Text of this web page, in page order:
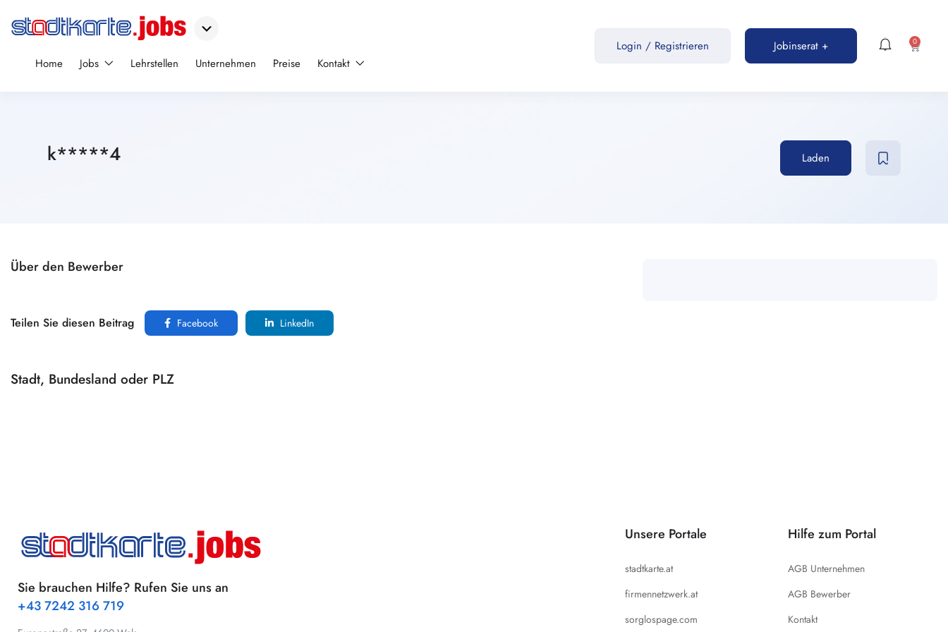
Home Jobs Lehrstellen Unternehmen Preise Kontakt
Login / Registrieren Jobinserat + 0
k*****4 Laden
Über den Bewerber
Teilen Sie diesen Beitrag Facebook LinkedIn
Stadt, Bundesland oder PLZ
Sie brauchen Hilfe? Rufen Sie uns an
+43 7242 316 719
Unsere Portale
stadtkarte.at
firmennetzwerk.at
sorglospage.com
Hilfe zum Portal
AGB Unternehmen
AGB Bewerber
Kontakt